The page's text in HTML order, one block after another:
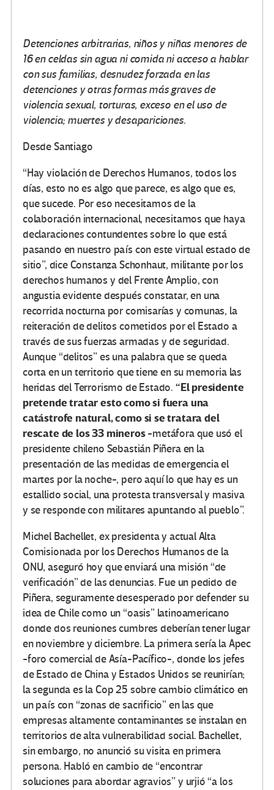
Detenciones arbitrarias, niños y niñas menores de
16 en celdas sin agua ni comida ni acceso a hablar
con sus familias, desnudez forzada en las
detenciones y otras formas más graves de
violencia sexual, torturas, exceso en el uso de
violencia; muertes y desapariciones.
Desde Santiago
“Hay violación de Derechos Humanos, todos los
días, esto no es algo que parece, es algo que es,
que sucede. Por eso necesitamos de la
colaboración internacional, necesitamos que haya
declaraciones contundentes sobre lo que está
pasando en nuestro país con este virtual estado de
sitio”, dice Constanza Schonhaut, militante por los
derechos humanos y del Frente Amplio, con
angustia evidente después constatar, en una
recorrida nocturna por comisarías y comunas, la
reiteración de delitos cometidos por el Estado a
través de sus fuerzas armadas y de seguridad.
Aunque “delitos” es una palabra que se queda
corta en un territorio que tiene en su memoria las
heridas del Terrorismo de Estado. “El presidente
pretende tratar esto como si fuera una
catástrofe natural, como si se tratara del
rescate de los 33 mineros-metáfora que usó el
presidente chileno Sebastián Piñera en la
presentación de las medidas de emergencia el
martes por la noche-, pero aquí lo que hay es un
estallido social, una protesta transversal y masiva
y se responde con militares apuntando al pueblo”.
Michel Bachellet, ex presidenta y actual Alta
Comisionada por los Derechos Humanos de la
ONU, aseguró hoy que enviará una misión “de
verificación” de las denuncias. Fue un pedido de
Piñera, seguramente desesperado por defender su
idea de Chile como un “oasis” latinoamericano
donde dos reuniones cumbres deberían tener lugar
en noviembre y diciembre. La primera sería la Apec
-foro comercial de Asía-Pacífico-, donde los jefes
de Estado de China y Estados Unidos se reunirían;
la segunda es la Cop 25 sobre cambio climático en
un país con “zonas de sacrificio” en las que
empresas altamente contaminantes se instalan en
territorios de alta vulnerabilidad social. Bachellet,
sin embargo, no anunció su visita en primera
persona. Habló en cambio de “encontrar
soluciones para abordar agravios” y urjió “a los